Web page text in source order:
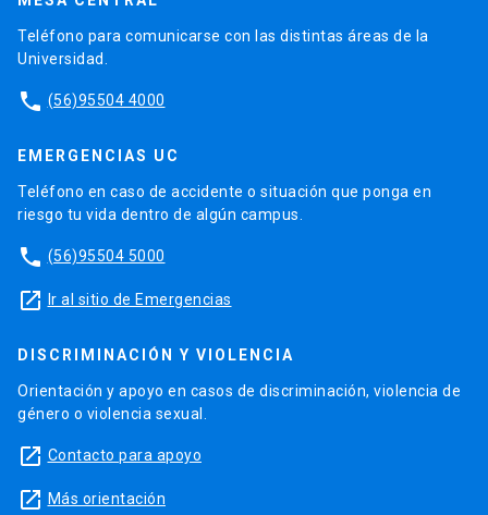
Teléfono para comunicarse con las distintas áreas de la
Universidad.
phone (56)95504 4000
EMERGENCIAS UC
Teléfono en caso de accidente o situación que ponga en
riesgo tu vida dentro de algún campus.
phone (56)95504 5000
launch Ir al sitio de Emergencias
DISCRIMINACIÓN Y VIOLENCIA
Orientación y apoyo en casos de discriminación, violencia de
género o violencia sexual.
launch Contacto para apoyo
launch Más orientación